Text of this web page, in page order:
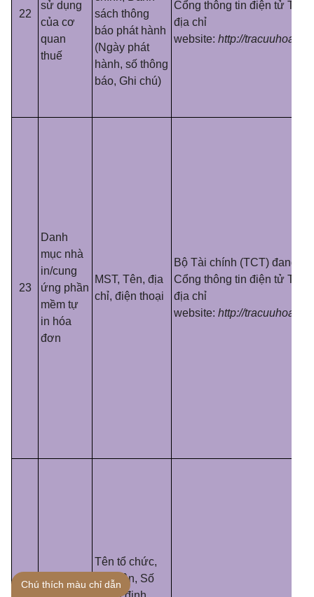
22
sử dụng
của cơ
quan
thuế
sách thông
báo phát hành
(Ngày phát
hành, số thông
báo, Ghi chú)
Cổng thông tin điện tử
địa chỉ
website: http://
23
Danh
mục nhà
in/cung
ứng phần
mềm tự
in hóa
đơn
MST, Tên, địa
chỉ, điện thoại
Bộ Tài chính (TCT) đang
Cổng thông tin điện tử
địa chỉ
website: http://
Danh
Tên tổ chức,
cá nhân, Số
Chú thích màu chỉ dẫn